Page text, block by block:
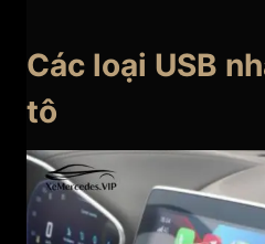
Các loại USB
tô